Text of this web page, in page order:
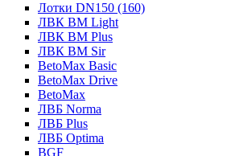
Лотки DN150 (160)
ЛВК ВМ Light
ЛВК ВМ Plus
ЛВК ВМ Sir
BetoMax Basic
BetoMax Drive
BetoMax
ЛВБ Norma
ЛВБ Plus
ЛВБ Optima
BGF